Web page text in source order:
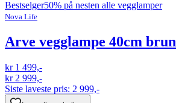
Bestselger50% på nesten alle vegglamper
Nova Life
Arve vegglampe 40cm brun
kr 1 499,-
kr 2 999,-
Siste laveste pris: 2 999,-